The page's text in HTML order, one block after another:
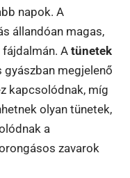
napok. A
állandóan magas,
fájdalmán. A tünetek
megjelenő
kapcsolódnak, míg
olyan tünetek,
a
zavarok